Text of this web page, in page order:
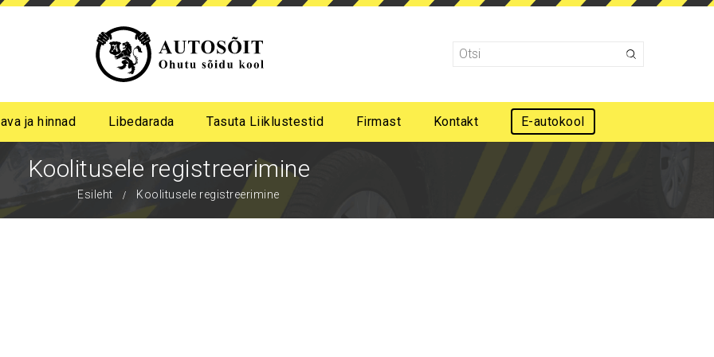
ja hinnad Libedarada Tasuta Liiklustestid Firmast Kontakt E-autokool
Koolitusele registreerimine
Esileht Koolitusele registreerimine